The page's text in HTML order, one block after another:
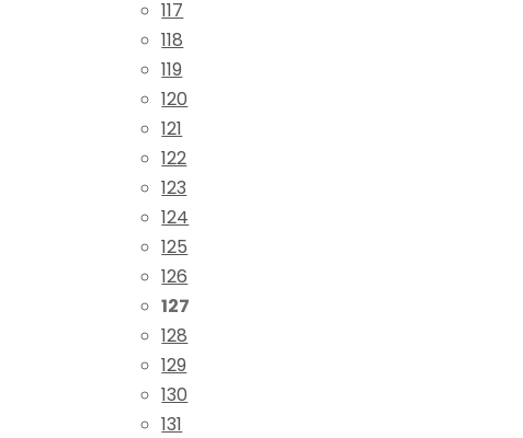
117
118
119
120
121
122
123
124
125
126
127
128
129
130
131